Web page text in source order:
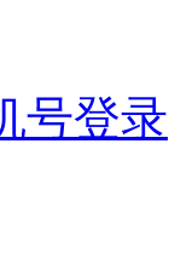
号登录